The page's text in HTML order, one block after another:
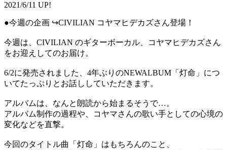
2021/6/11 UP!
●今週の企画 ↪︎CIVILIAN コヤマヒデカズさん登場！
今週は、CIVILIAN のギターボーカル、コヤマヒデカズさん
をお迎えしてのお届け。
6/2に発売されました、4年ぶりのNEWALBUM「灯命」につ
いてたっぷりとお話ししていただきます。
アルバムは、なんと朗読から始まるそうで…。
アルバム制作の過程や、コヤマさんの歌い手としての心境の
変化などを直撃。
今回のタイトル曲「灯命」はもちろんのこと、